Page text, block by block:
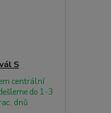
S
centrální
do 1-3
dnů